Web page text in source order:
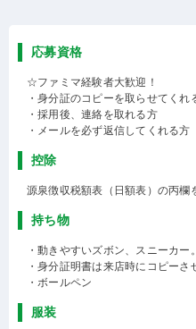
応募資格
☆ファミマ経験者大歓迎！
・身分証のコピーを取らせてくれ
・採用後、連絡を取れる方
・メールを必ず返信してくれる方
控除
源泉徴収税額表（日額表）の丙欄
持ち物
・動きやすいズボン、スニーカー。
・身分証明書は来店時にコピー
・ボールペン
服装